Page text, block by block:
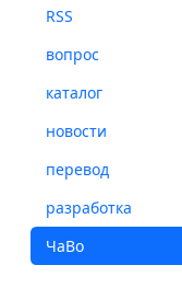
RSS
вопрос
каталог
новости
перевод
разработка
ЧаВо